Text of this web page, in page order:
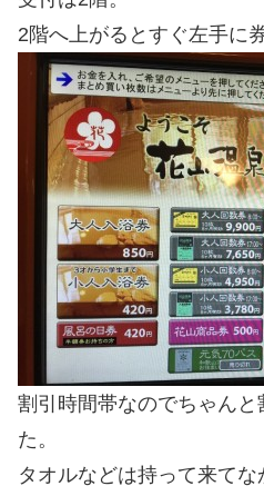
2階へ上がるとすぐ左手に
割引時間帯なのでちゃんと
た。
タオルなどは持って来て